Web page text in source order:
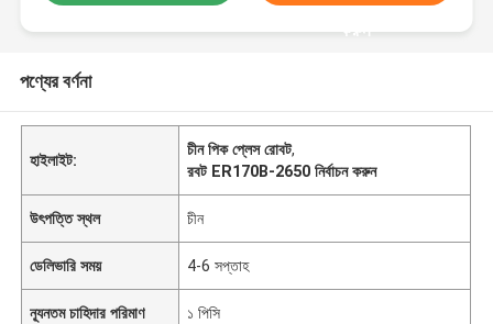
করুন
পণ্যের বর্ণনা
হাইলাইট:
চীন পিক প্লেস রোবট,
রবট ER170B-2650 নির্বাচন করুন
উৎপত্তি স্থল চীন
ডেলিভারি সময় 4-6 সপ্তাহ
ন্যূনতম চাহিদার পরিমাণ ১ পিসি